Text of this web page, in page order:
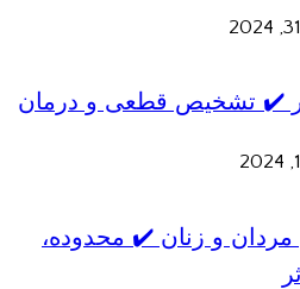
✔️ تشخیص قطعی و درمان
مردان و زنان ✔️ محدوده،